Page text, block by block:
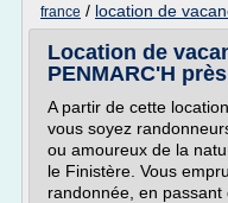
france / location de
Location de
PENMARC'H
A partir de cette
vous soyez
ou amoureux de la
le Finistère. Vous
randonnée, en